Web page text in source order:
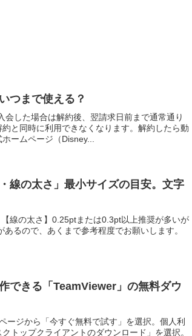
つまで使える？
した場合は解約後、翌請求日前まで通常通り
と同時に利用できなくなります。解約したら動
ームページ（Disney...
線の太さ」最小サイズの目安。文字
線の太さ】0.25ptまたは0.3pt以上推奨が多いが
るので、あくまで参考程度でお願いします。
できる「TeamViewer」の無料ダウ
ジから「今すぐ無料で試す」を選択。個人利
トップクライアントのダウンロード」を選択。